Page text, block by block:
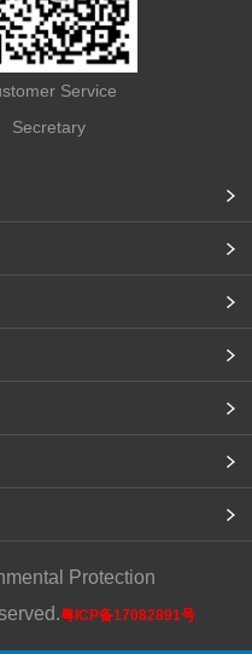
Service
Secretary
Protection
粤ICP备17082891号